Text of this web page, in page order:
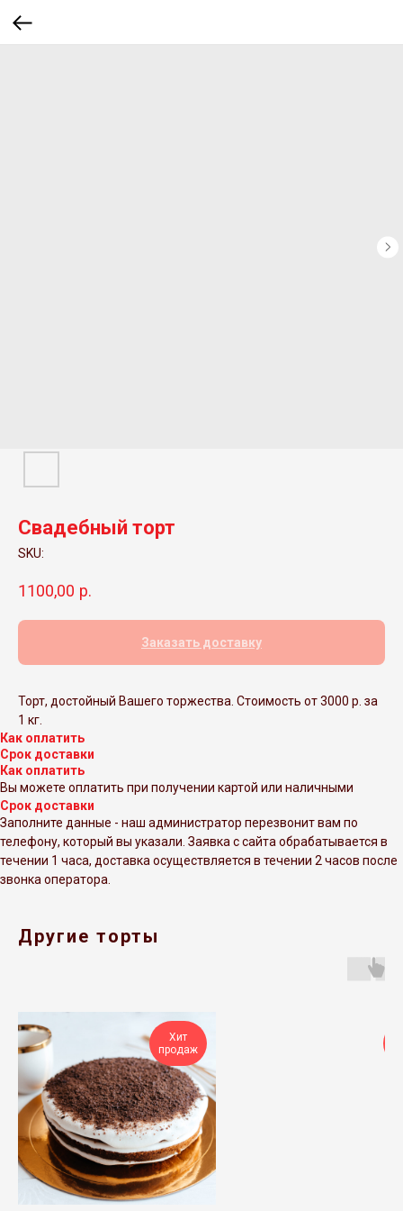
Свадебный торт
SKU:
1100,00 р.
Заказать доставку
Торт, достойный Вашего торжества. Стоимость от 3000 р. за
1 кг.
Как оплатить
Срок доставки
Как оплатить
Вы можете оплатить при получении картой или наличными
Срок доставки
Заполните данные - наш администратор перезвонит вам по
телефону, который вы указали. Заявка с сайта обрабатывается в
течении 1 часа, доставка осуществляется в течении 2 часов после
звонка оператора.
Другие торты
Хит
продаж